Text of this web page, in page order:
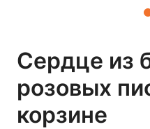
Сердце из
розовых
корзине